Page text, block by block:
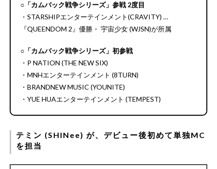
○「カムバック戦争シリーズ」参戦 2度目
・STARSHIPエンターテインメント(CRAVITY) …
『QUEENDOM 2』優勝・ 宇宙少女 (WJSN)が所属
○「カムバック戦争シリーズ」初参戦
・P NATION (THE NEW SIX)
・MNHエンターテインメント (8TURN)
・BRANDNEW MUSIC (YOUNITE)
・YUE HUAエンターテインメント (TEMPEST)
テミン (SHINee) が、デビュー後初めて単独MC
を担当